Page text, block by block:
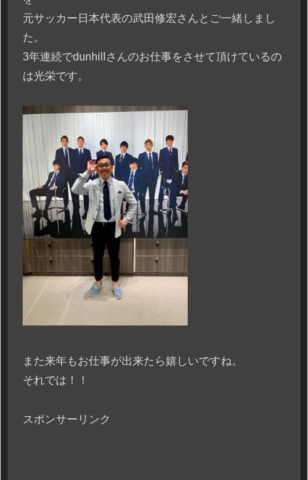
元サッカー日本代表の武田修宏さんとご一緒しまし
た。
3年連続でdunhillさんのお仕事をさせて頂けているの
は光栄です。
また来年もお仕事が出来たら嬉しいですね。
それでは！！
スポンサーリンク